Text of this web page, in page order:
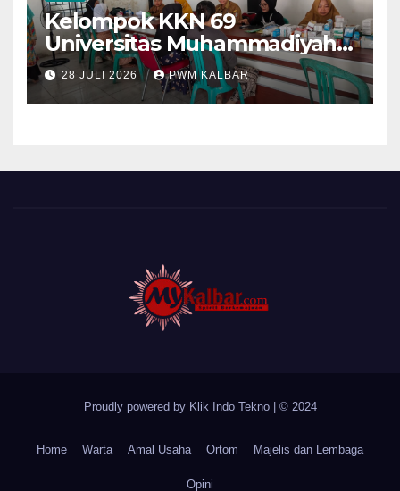
Kelompok KKN 69
Universitas Muhammadiyah
Pontianak Dibagi Dua Tim,
Cat Bangunan dan Dampingi
Pelayanan Posyandu Lansia
28 JULI 2026 PWM KALBAR
Proudly powered by Klik Indo Tekno © 2024
Home Warta Amal Usaha Ortom Majelis dan Lembaga
Opini